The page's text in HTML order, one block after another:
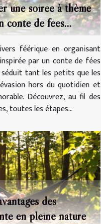
une soirée à thème
conte de fées
féérique en organisant
par un conte de fées
séduit tant les petits que les
hors du quotidien et
Découvrez, au fil des
toutes les étapes...
des
en pleine nature